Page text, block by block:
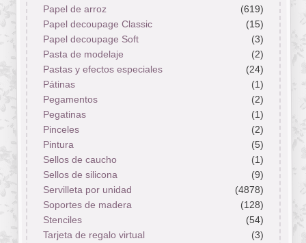
Papel de arroz
(619)
Papel decoupage Classic
(15)
Papel decoupage Soft
(3)
Pasta de modelaje
(2)
Pastas y efectos especiales
(24)
Pátinas
(1)
Pegamentos
(2)
Pegatinas
(1)
Pinceles
(2)
Pintura
(5)
Sellos de caucho
(1)
Sellos de silicona
(9)
Servilleta por unidad
(4878)
Soportes de madera
(128)
Stenciles
(54)
Tarjeta de regalo virtual
(3)